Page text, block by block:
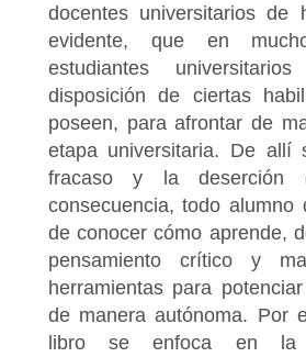
docentes universitarios
evidente, que en
estudiantes
disposición de ciertas
poseen, para afrontar de
etapa universitaria. De allí
fracaso y la deserción
consecuencia, todo alumno
de conocer cómo aprende,
pensamiento crítico y
herramientas para
de manera autónoma. Por
libro se enfoca en la